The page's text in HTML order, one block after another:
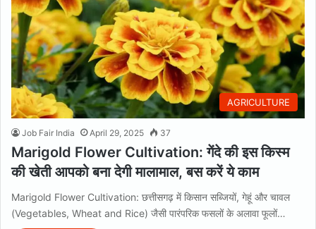
AGRICULTURE
Job Fair India April 29, 2025 37
Marigold Flower Cultivation: गेंदे की इस किस्म
की खेती आपको बना देगी मालामाल, बस करें ये काम
Marigold Flower Cultivation: छत्तीसगढ़ में किसान सब्जियों, गेहूं और चावल
(Vegetables, Wheat and Rice) जैसी पारंपरिक फसलों के अलावा फूलों…